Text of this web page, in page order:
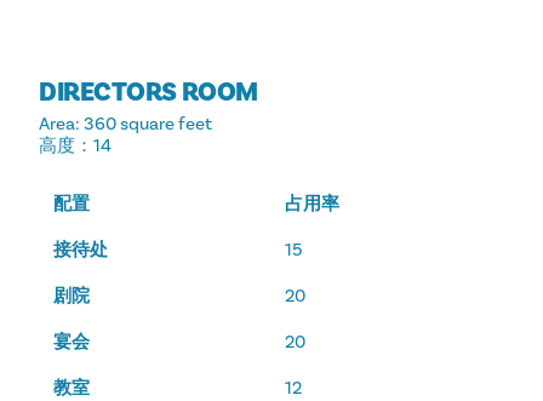
DIRECTORS ROOM
Area: 360 square feet
高度 ：14
配置 占用率
接待处 15
剧院 20
宴会 20
教室 12